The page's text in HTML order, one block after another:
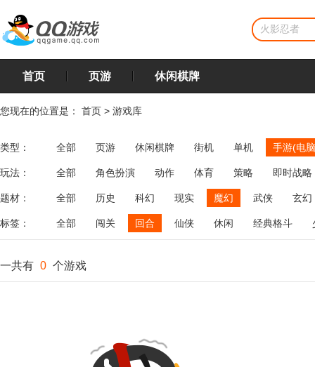
首页 页游 休闲棋牌
您现在的位置是： 首页 > 游戏库
类型： 全部 页游 休闲棋牌 街机 单机 手游(电
玩法： 全部 角色扮演 动作 体育 策略
即时战略
飞行
恋爱 第三人称射击 棋类 牌类 麻将
题材： 全部 历史 科幻 现实 魔幻 武侠 玄幻
标签： 全部 闯关 回合 仙侠 休闲 经典格斗
一共有 0 个游戏